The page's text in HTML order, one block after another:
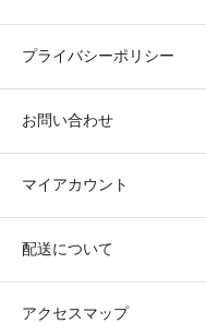
プライバシーポリシー
お問い合わせ
マイアカウント
配送について
アクセスマップ